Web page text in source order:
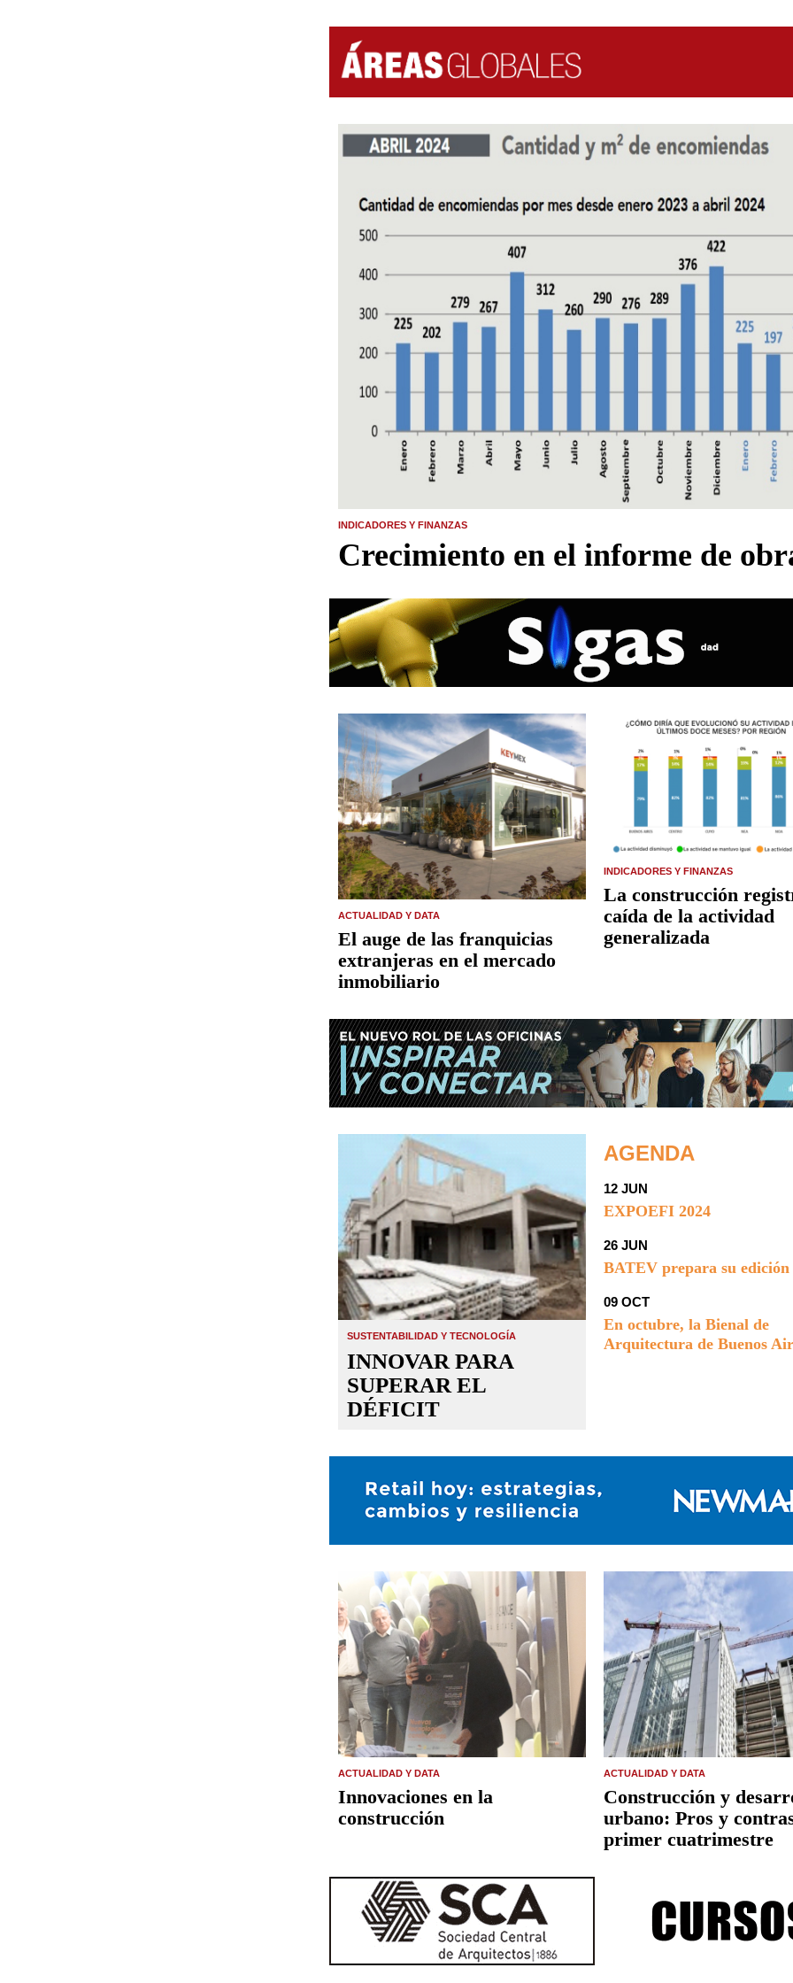
INDICADORES Y FINANZAS
Crecimiento en el informe de
ACTUALIDAD Y DATA
El auge de las franquicias
extranjeras en el mercado
inmobiliario
INDICADORES Y FINANZAS
La construcción
caída de la actividad
generalizada
SUSTENTABILIDAD Y TECNOLOGÍA
INNOVAR PARA
SUPERAR EL
DÉFICIT
AGENDA
12 JUN
EXPOEFI 2024
26 JUN
BATEV prepara su edición
09 OCT
En octubre, la Bienal de
Arquitectura de Buenos
ACTUALIDAD Y DATA
Innovaciones en la
construcción
ACTUALIDAD Y DATA
Construcción y
urbano: Pros y
primer cuatrimestre